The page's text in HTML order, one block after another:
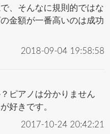
、そんなに規則的ではな
金額が一番高いのは成功
2018-09-04 19:58:58
ピアノは分かりません
好きです。
2017-10-24 20:42:21